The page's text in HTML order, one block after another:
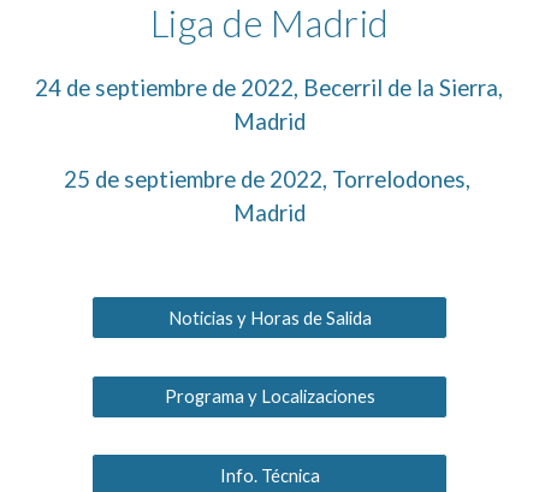
Liga de Madrid
24 de septiembre de 2022, Becerril de la Sierra,
Madrid
25 de septiembre de 2022, Torrelodones,
Madrid
Noticias y Horas de Salida
Programa y Localizaciones
Info. Técnica